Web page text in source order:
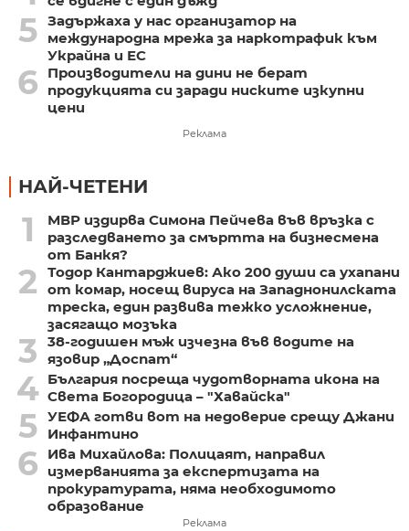
5 Задържаха у нас организатор на
международна мрежа за наркотрафик към
Украйна и ЕС
6
Производители на дини не берат
продукцията си заради ниските изкупни
цени
Реклама
НАЙ-ЧЕТЕНИ
1
МВР издирва Симона Пейчева във връзка с
разследването за смъртта на бизнесмена
от Банкя?
2
Тодор Кантарджиев: Ако 200 души са ухапани
от комар, носещ вируса на Западнонилската
треска, един развива тежко усложнение,
засягащо мозъка
3
38-годишен мъж изчезна във водите на
язовир „Доспат“
4 България посреща чудотворната икона на
Света Богородица – "Хавайска"
5 УЕФА готви вот на недоверие срещу Джани
Инфантино
6
Ива Михайлова: Полицаят, направил
измерванията за експертизата на
прокуратурата, няма необходимото
образование
Реклама